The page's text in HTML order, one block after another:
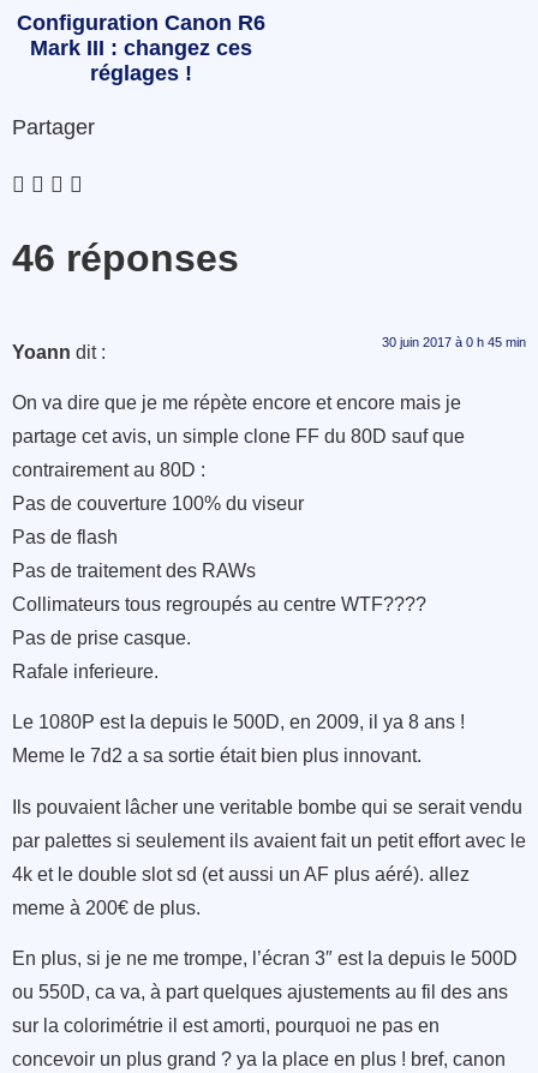
Configuration Canon R6
Mark III : changez ces
réglages !
Partager
46 réponses
Yoann dit : 30 juin 2017 à 0 h 45 min
On va dire que je me répète encore et encore mais je
partage cet avis, un simple clone FF du 80D sauf que
contrairement au 80D :
Pas de couverture 100% du viseur
Pas de flash
Pas de traitement des RAWs
Collimateurs tous regroupés au centre WTF????
Pas de prise casque.
Rafale inferieure.
Le 1080P est la depuis le 500D, en 2009, il ya 8 ans !
Meme le 7d2 a sa sortie était bien plus innovant.
Ils pouvaient lâcher une veritable bombe qui se serait vendu
par palettes si seulement ils avaient fait un petit effort avec le
4k et le double slot sd (et aussi un AF plus aéré). allez
meme à 200€ de plus.
En plus, si je ne me trompe, l’écran 3″ est la depuis le 500D
ou 550D, ca va, à part quelques ajustements au fil des ans
sur la colorimétrie il est amorti, pourquoi ne pas en
concevoir un plus grand ? ya la place en plus ! bref, canon